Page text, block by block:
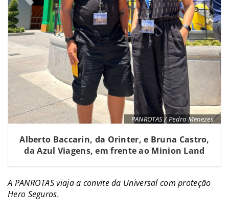
PANROTAS / Pedro Menezes
Alberto Baccarin, da Orinter, e Bruna Castro,
da Azul Viagens, em frente ao Minion Land
A PANROTAS viaja a convite da Universal com proteção
Hero Seguros.